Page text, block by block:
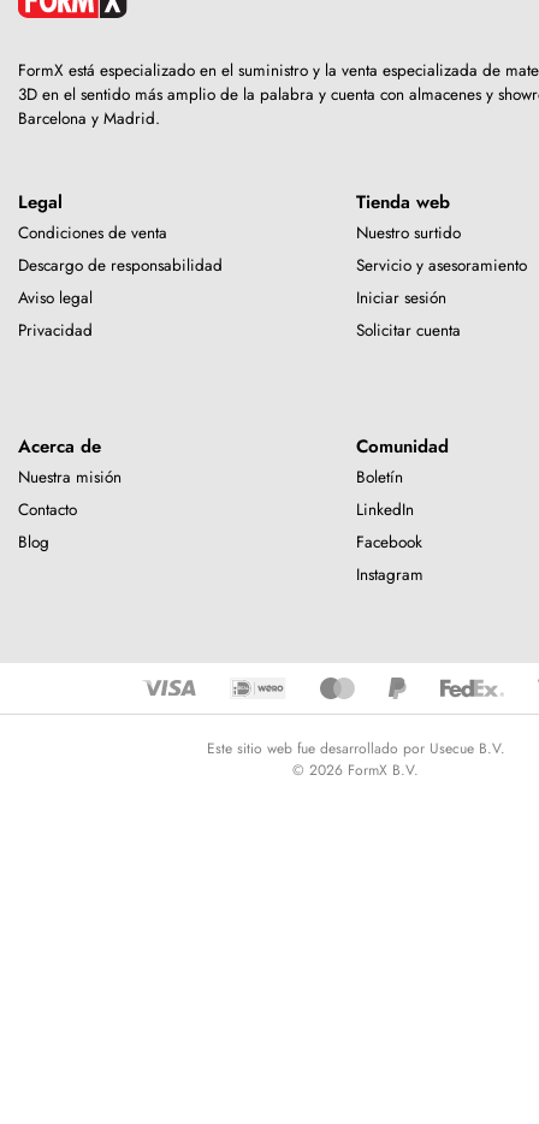
FormX está especializado en el suministro y la venta especializada de
3D en el sentido más amplio de la palabra y cuenta con almacenes y
Barcelona y Madrid.
Legal
Condiciones de venta
Descargo de responsabilidad
Aviso legal
Privacidad
Tienda web
Nuestro surtido
Servicio y asesoramiento
Iniciar sesión
Solicitar cuenta
Acerca de
Nuestra misión
Contacto
Blog
Comunidad
Boletín
LinkedIn
Facebook
Instagram
Este sitio web fue desarrollado por Usecue B.V.
© 2026 FormX B.V.